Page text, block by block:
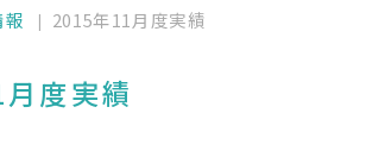
報 2015年11月度実績
度実績